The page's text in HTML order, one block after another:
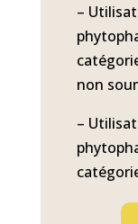
–
non
–